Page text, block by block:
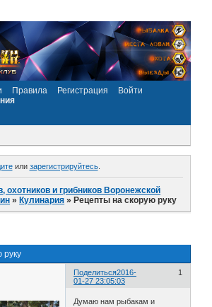
Правила Регистрация
Войти
или зарегистрируйтесь.
охотников и грибников Воронежской
»Кулинария »Рецепты на скорую руку
руку
Поделиться 1
2016-
01-27 23:05:03
Думаю нам рыбакам и